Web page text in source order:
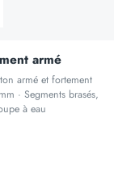
armé
armé et fortement
· Segments brasés,
à eau